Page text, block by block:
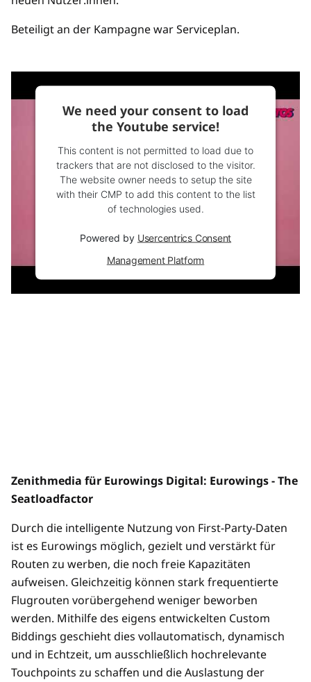
Beteiligt an der Kampagne war Serviceplan.
We need your consent to load
the Youtube service!
This content is not permitted to load due to
trackers that are not disclosed to the visitor.
The website owner needs to setup the site
with their CMP to add this content to the list
of technologies used.
Powered by Usercentrics Consent
Management Platform
Zenithmedia für Eurowings Digital: Eurowings - The
Seatloadfactor
Durch die intelligente Nutzung von First-Party-Daten
ist es Eurowings möglich, gezielt und verstärkt für
Routen zu werben, die noch freie Kapazitäten
aufweisen. Gleichzeitig können stark frequentierte
Flugrouten vorübergehend weniger beworben
werden. Mithilfe des eigens entwickelten Custom
Biddings geschieht dies vollautomatisch, dynamisch
und in Echtzeit, um ausschließlich hochrelevante
Touchpoints zu schaffen und die Auslastung der